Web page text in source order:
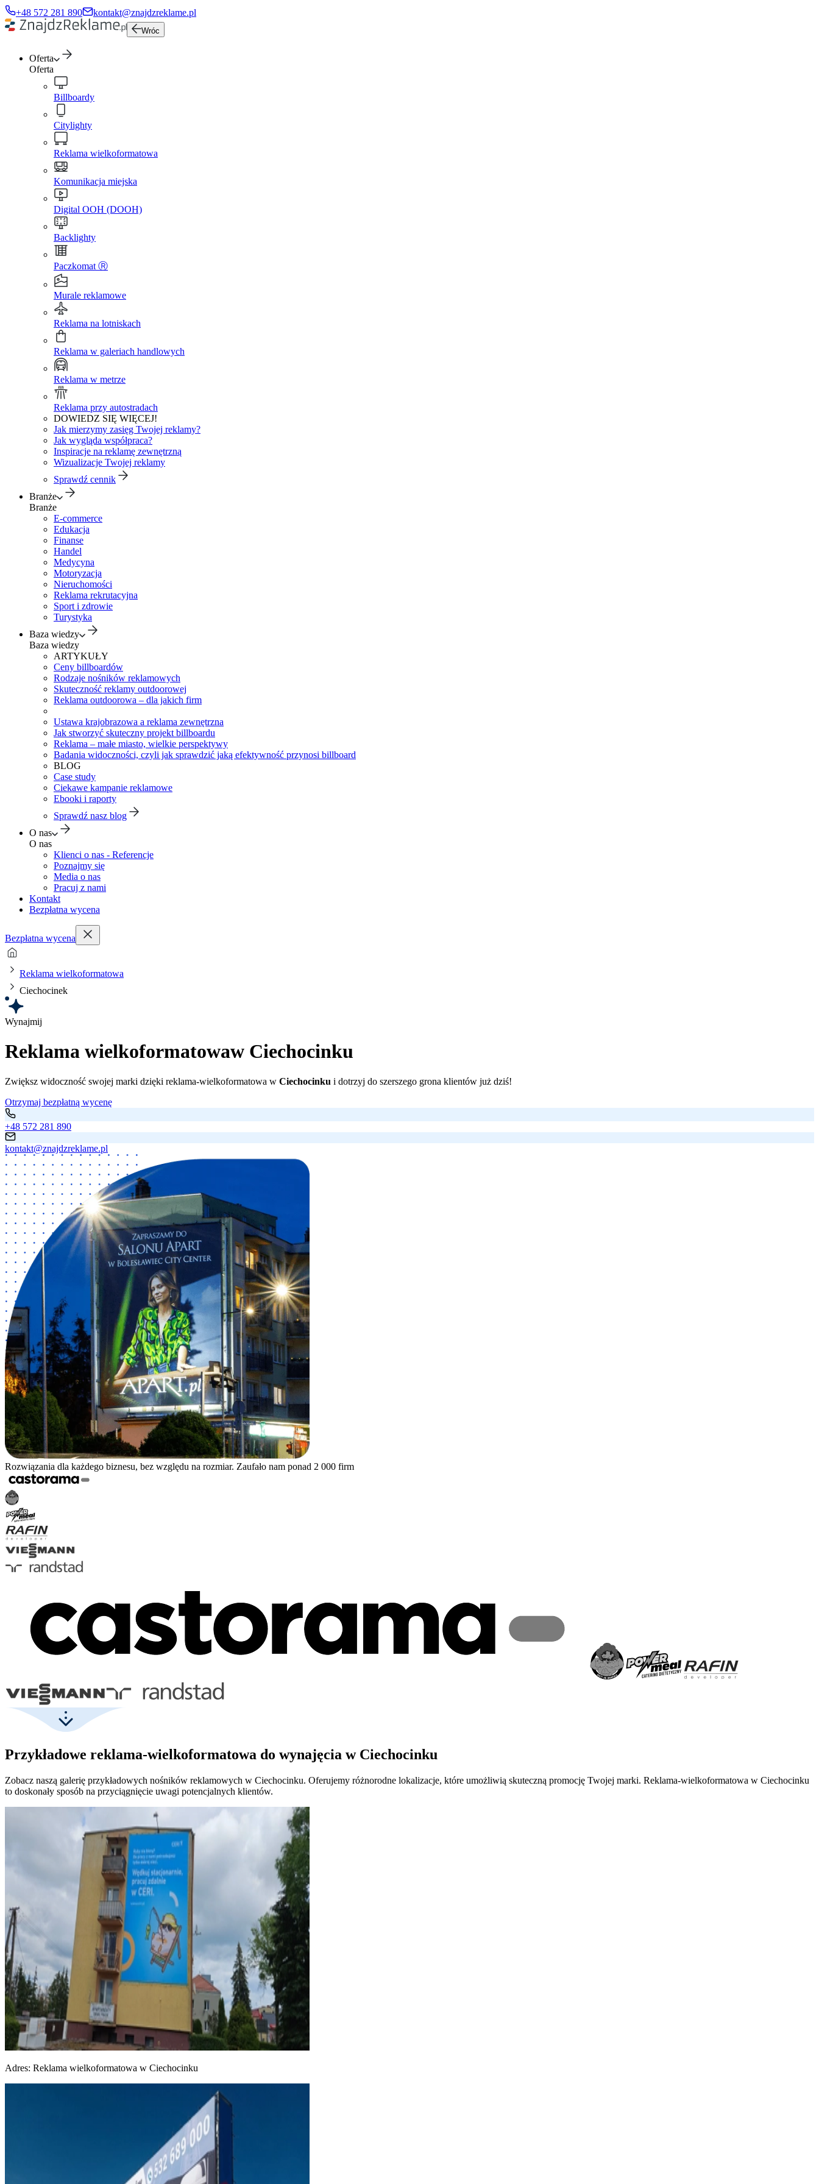
+48 572 281 890 kontakt@znajdzreklame.pl
Wróc
Oferta
Oferta
Billboardy
Citylighty
Reklama wielkoformatowa
Komunikacja miejska
Digital OOH (DOOH)
Backlighty
Paczkomat Ⓡ
Murale reklamowe
Reklama na lotniskach
Reklama w galeriach handlowych
Reklama w metrze
Reklama przy autostradach
DOWIEDZ SIĘ WIĘCEJ!
Jak mierzymy zasięg Twojej reklamy?
Jak wygląda współpraca?
Inspiracje na reklamę zewnętrzną
Wizualizacje Twojej reklamy
Sprawdź cennik
Branże
Branże
E-commerce
Edukacja
Finanse
Handel
Medycyna
Motoryzacja
Nieruchomości
Reklama rekrutacyjna
Sport i zdrowie
Turystyka
Baza wiedzy
Baza wiedzy
ARTYKUŁY
Ceny billboardów
Rodzaje nośników reklamowych
Skuteczność reklamy outdoorowej
Reklama outdoorowa – dla jakich firm
Ustawa krajobrazowa a reklama zewnętrzna
Jak stworzyć skuteczny projekt billboardu
Reklama – małe miasto, wielkie perspektywy
Badania widoczności, czyli jak sprawdzić jaką efektywność przynosi billboard
BLOG
Case study
Ciekawe kampanie reklamowe
Ebooki i raporty
Sprawdź nasz blog
O nas
O nas
Klienci o nas - Referencje
Poznajmy się
Media o nas
Pracuj z nami
Kontakt
Bezpłatna wycena
Bezpłatna wycena
Reklama wielkoformatowa
Ciechocinek
Wynajmij
Reklama wielkoformatowaw Ciechocinku
Zwiększ widoczność swojej marki dzięki reklama-wielkoformatowa w Ciechocinku i dotrzyj do szerszego grona klientów już dziś!
Otrzymaj bezpłatną wycenę
+48 572 281 890
kontakt@znajdzreklame.pl
Rozwiązania dla każdego biznesu, bez względu na rozmiar. Zaufało nam ponad 2 000 firm
Przykładowe reklama-wielkoformatowa do wynajęcia w Ciechocinku
Zobacz naszą galerię przykładowych nośników reklamowych w Ciechocinku. Oferujemy różnorodne lokalizacje, które umożliwią skuteczną promocję Twojej marki. Reklama-wielkoformatowa w Ciechocinku
to doskonały sposób na przyciągnięcie uwagi potencjalnych klientów.
Adres: Reklama wielkoformatowa w Ciechocinku